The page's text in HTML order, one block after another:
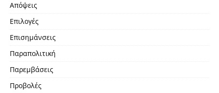
Απόψεις
Επιλογές
Επισημάνσεις
Παραπολιτική
Παρεμβάσεις
Προβολές